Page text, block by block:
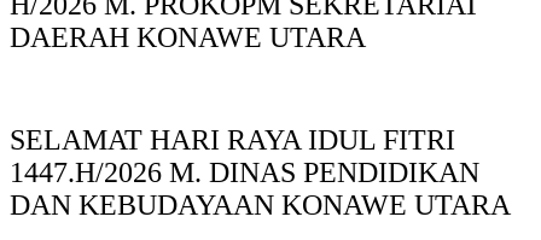
DAERAH KONAWE UTARA
SELAMAT HARI RAYA IDUL FITRI
1447.H/2026 M. DINAS PENDIDIKAN
DAN KEBUDAYAAN KONAWE UTARA